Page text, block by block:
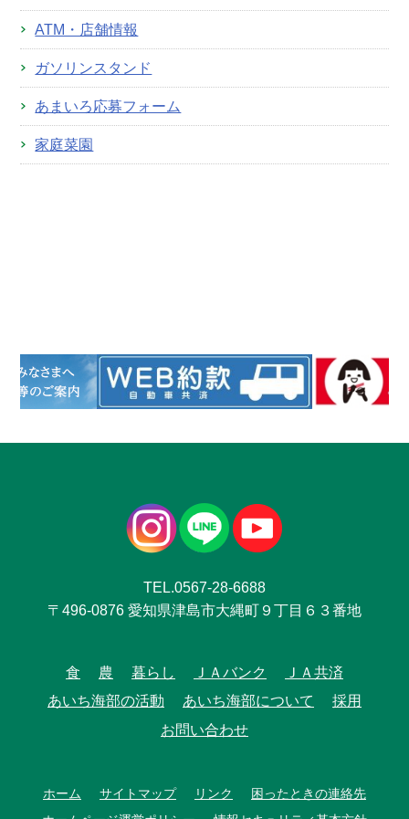
ATM・店舗情報
ガソリンスタンド
あまいろ応募フォーム
家庭菜園
TEL.0567-28-6688
〒496-0876 愛知県津島市大縄町９丁目６３番地
食 農 暮らし ＪＡバンク
ＪＡ共済
あいち海部の活動
あいち海部について
採用
お問い合わせ
ホーム サイトマップ リンク
困ったときの連絡先